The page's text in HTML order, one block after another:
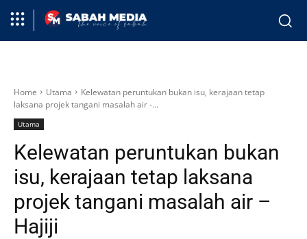
Home Utama
Kelewatan peruntukan bukan isu, kerajaan tetap
laksana projek tangani masalah air -...
Utama
Kelewatan peruntukan bukan
isu, kerajaan tetap laksana
projek tangani masalah air –
Hajiji